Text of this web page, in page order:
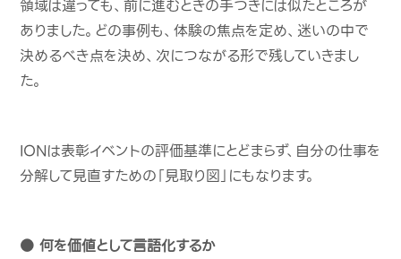
領域は違っても、前に進むときの手つきには似たところが
ありました。どの事例も、体験の焦点を定め、迷いの中で
決めるべき点を決め、次につながる形で残していきまし
た。
IONは表彰イベントの評価基準にとどまらず、自分の仕事を
分解して見直すための「見取り図」にもなります。
● 何を価値として言語化するか